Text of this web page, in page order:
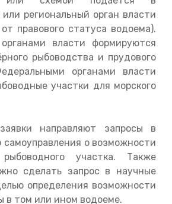
региональный орган власти
правового статуса водоема).
власти формируются
рыбоводства и прудового
органами власти
участки для морского
направляют запросы в
самоуправления о возможности
рыбоводного участка. Также
сделать запрос в научные
определения возможности
в том или ином водоеме.